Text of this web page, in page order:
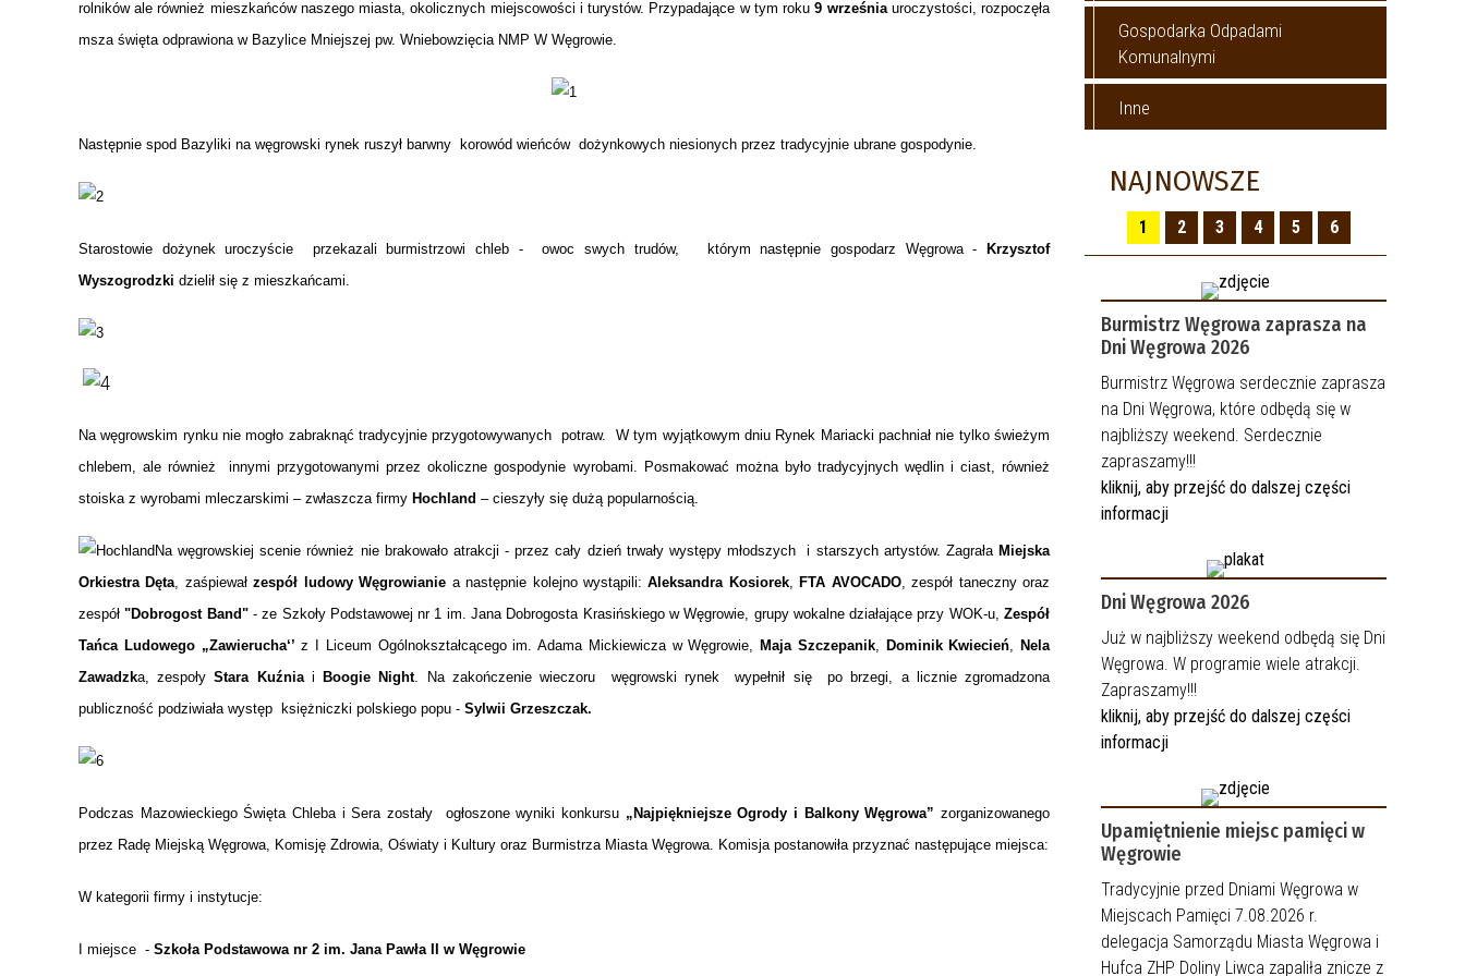
WZORY FORMULARZY I WNIOSKÓW
PODATKI I OPŁATY LOKALNE
MEDIA LOKALNE
ELEKTRYCZNYCH
rolników ale również mieszkańców naszego miasta, okolicznych miejscowości i turystów. Przypadające w tym roku9 wrześniauroczystości, rozpoczęła
msza święta odprawiona w Bazylice Mniejszej pw. Wniebowzięcia NMP W Węgrowie.
Następnie spod Bazyliki na węgrowski rynek ruszył barwny korowód wieńców dożynkowych niesionych przez tradycyjnie ubrane gospodynie.
Starostowie dożynek uroczyście przekazali burmistrzowi chleb - owoc swych trudów, którym następnie gospodarz Węgrowa -
Krzysztof
Wyszogrodzki dzielił się z mieszkańcami.
Na węgrowskim rynku nie mogło zabraknąć tradycyjnie przygotowywanych potraw. W tym wyjątkowym dniu Rynek Mariacki pachniał nie tylko świeżym
chlebem, ale również innymi przygotowanymi przez okoliczne gospodynie wyrobami. Posmakować można było tradycyjnych wędlin i ciast, również
stoiska z wyrobami mleczarskimi – zwłaszcza firmy Hochland – cieszyły się dużą popularnością.
Na węgrowskiej scenie również nie brakowało atrakcji - przez cały dzień trwały występy młodszych i starszych artystów. Zagrała Miejska
Orkiestra Dęta, zaśpiewałzespół ludowy Węgrowianie a następnie kolejno wystąpili:Aleksandra Kosiorek, FTA AVOCADO, zespół taneczny oraz
zespół"Dobrogost Band"- ze Szkoły Podstawowej nr 1 im. Jana Dobrogosta Krasińskiego w Węgrowie, grupy wokalne działające przy WOK-u,Zespół
Tańca Ludowego „Zawierucha‘’ z I Liceum Ogólnokształcącego im. Adama Mickiewicza w Węgrowie, Maja Szczepanik, Dominik Kwiecień, Nela
Zawadzka, zespołyStara Kuźniai Boogie Night. Na zakończenie wieczoru węgrowski rynek wypełnił się po brzegi, a licznie zgromadzona
publiczność podziwiała występ księżniczki polskiego popu - Sylwii Grzeszczak.
Podczas Mazowieckiego Święta Chleba i Sera zostały ogłoszone wyniki konkursu „Najpiękniejsze Ogrody i Balkony Węgrowa” zorganizowanego
przez Radę Miejską Węgrowa, Komisję Zdrowia, Oświaty i Kultury oraz Burmistrza Miasta Węgrowa. Komisja postanowiła przyznać następujące miejsca:
W kategorii firmy i instytucje:
I miejsce - Szkoła Podstawowa nr 2 im. Jana Pawła II w Węgrowie
Gospodarka Odpadami
Komunalnymi
Inne
NAJNOWSZE
1 2 3 4 5 6
Burmistrz Węgrowa zaprasza na
Dni Węgrowa 2026
Burmistrz Węgrowa serdecznie zaprasza
na Dni Węgrowa, które odbędą się w
najbliższy weekend. Serdecznie
zapraszamy!!!
kliknij, aby przejść do dalszej części
informacji
Dni Węgrowa 2026
Już w najbliższy weekend odbędą się Dni
Węgrowa. W programie wiele atrakcji.
Zapraszamy!!!
kliknij, aby przejść do dalszej części
informacji
Upamiętnienie miejsc pamięci w
Węgrowie
Tradycyjnie przed Dniami Węgrowa w
Miejscach Pamięci 7.08.2026 r.
delegacja Samorządu Miasta Węgrowa i
Hufca ZHP Doliny Liwca zapaliła znicze z